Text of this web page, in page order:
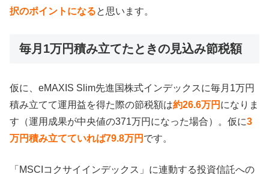
択のポイントになると思います。
毎月1万円積み立てたときの見込み節税額
仮に、eMAXIS Slim先進国株式インデックスに毎月1万円
積み立てて運用益を得た際の節税額は約26.6万円 になりま
す（運用成果が中央値の371万円になった場合）。仮に3
万円積み立てていれば79.8万円 です。
「MSCIコクサイインデックス」に連動する投資信託への